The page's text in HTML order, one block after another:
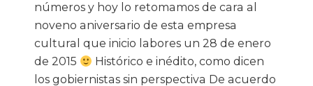
números y hoy lo retomamos de cara al
noveno aniversario de esta empresa
cultural que inicio labores un 28 de enero
de 2015
Histórico e inédito, como dicen
los gobiernistas sin perspectiva De acuerdo